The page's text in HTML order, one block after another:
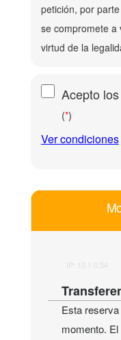
petición, por
se compromete a
virtud de la
Acepto
(*)
Ver condiciones
IP: 10.1.0.54
Esta
momento.